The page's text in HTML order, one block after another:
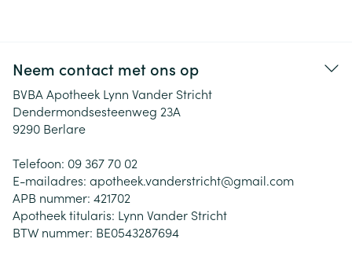
Neem contact met ons op
BVBA Apotheek Lynn Vander Stricht
Dendermondsesteenweg 23A
9290 Berlare
Telefoon: 09 367 70 02
E-mailadres: apotheek.vanderstricht@gmail.com
APB nummer: 421702
Apotheek titularis: Lynn Vander Stricht
BTW nummer: BE0543287694